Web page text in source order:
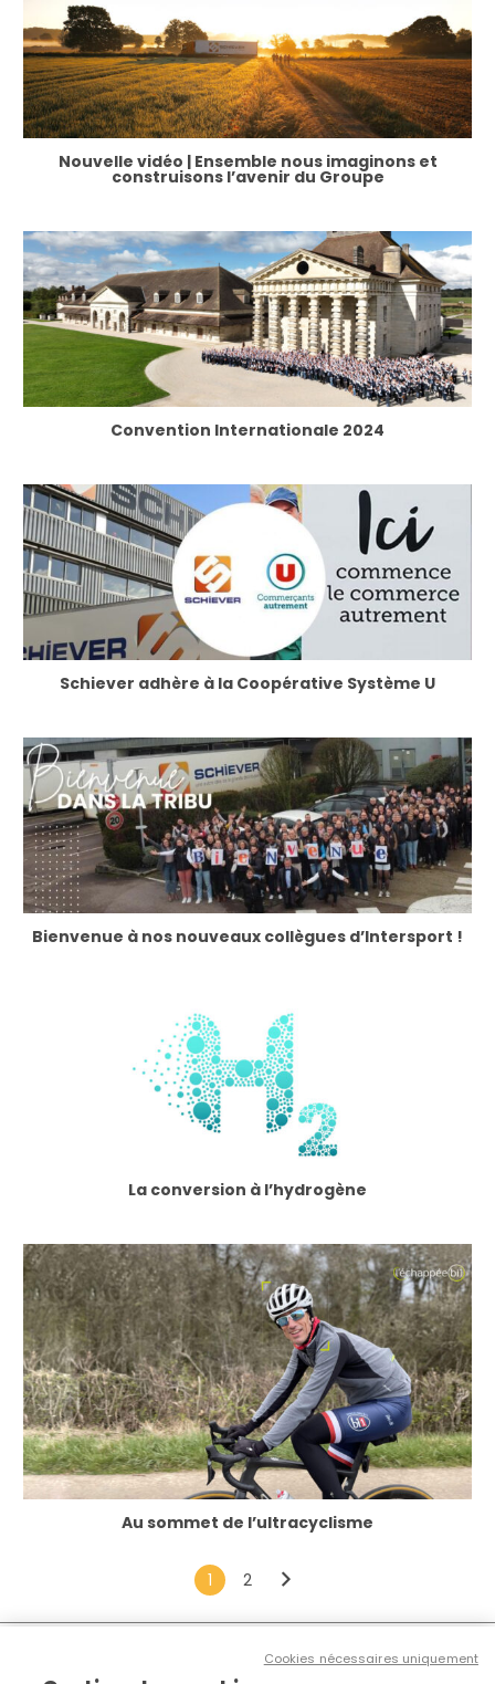
Nouvelle vidéo | Ensemble nous imaginons et
construisons l’avenir du Groupe
Convention Internationale 2024
Schiever adhère à la Coopérative Système U
Bienvenue à nos nouveaux collègues d’Intersport !
La conversion à l’hydrogène
Au sommet de l’ultracyclisme
1 2
Cookies nécessaires uniquement